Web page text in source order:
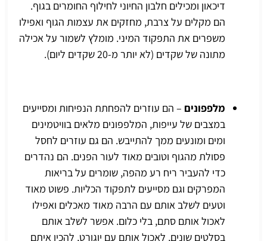
דיכאון ומכילים חלבון החיוני לחילוף החומרים בגוף.
הם מקלים על צרבת, מחזקים את עצמות הגוף ואפילו
משפרים את התפקוד המיני. מומלץ לשמור על אכילה
מתונה של שקדים (לא יותר מ-20 שקדים ליום).
מלפפונים – הם עוזרים להפחתת הנפיחות ומסייעים
במצבים של עייפות, המלפפונים מלאים בוויטמינים
ומים ומונעים ממך להתייבש. הם גם עוזרים לחסל
פסולת מהגוף וטובים מאוד לעור הפנים. הם נהדרים
כדי להעביר ריח רע מהפה, שומרים על בריאות
המפרקים וגם מסייעים לתפקוד הכליות. פשוט מאוד
וטעים לשלב אותם עם הרבה מאוד מאכלים ואפילו
לאכול אותם סתם, בלי כלום. אפשר לשלב אותם
בסלטים שונים, לאכול אותם עם יוגורט, להכין איתם